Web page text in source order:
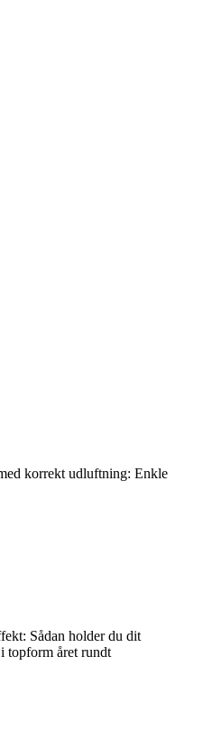
korrekt udluftning: Enkle
Sådan holder du dit
topform året rundt